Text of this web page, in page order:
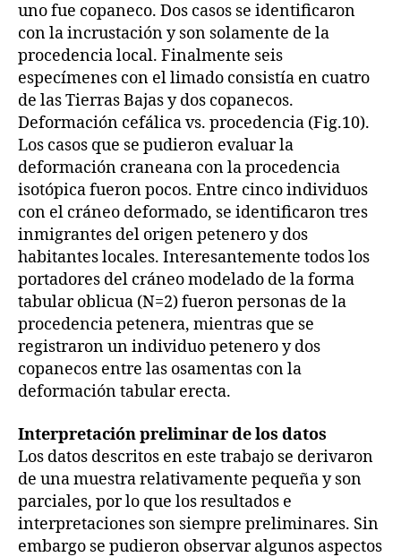
uno fue copaneco. Dos casos se identificaron
con la incrustación y son solamente de la
procedencia local. Finalmente seis
especímenes con el limado consistía en cuatro
de las Tierras Bajas y dos copanecos.
Deformación cefálica vs. procedencia (Fig.10).
Los casos que se pudieron evaluar la
deformación craneana con la procedencia
isotópica fueron pocos. Entre cinco individuos
con el cráneo deformado, se identificaron tres
inmigrantes del origen petenero y dos
habitantes locales. Interesantemente todos los
portadores del cráneo modelado de la forma
tabular oblicua (N=2) fueron personas de la
procedencia petenera, mientras que se
registraron un individuo petenero y dos
copanecos entre las osamentas con la
deformación tabular erecta.
Interpretación preliminar de los datos
Los datos descritos en este trabajo se derivaron
de una muestra relativamente pequeña y son
parciales, por lo que los resultados e
interpretaciones son siempre preliminares. Sin
embargo se pudieron observar algunos aspectos